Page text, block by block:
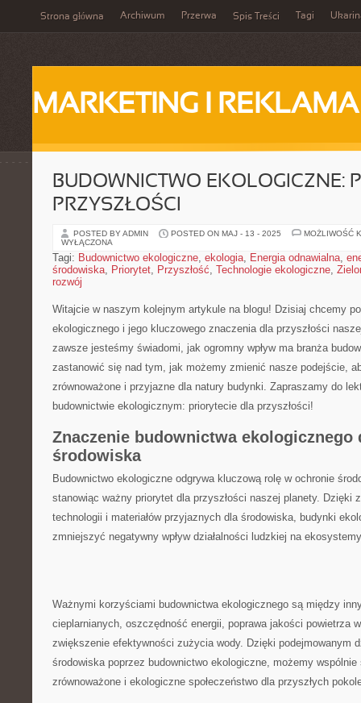
Strona główna Archiwum Przerwa Spis Treści Tagi
MARKETING I REKLAMA
BUDOWNICTWO EKOLOGICZNE:
PRZYSZŁOŚCI
POSTED BY ADMIN POSTED ON MAJ - 13 - 2025
MOŻLIWOŚĆ
WYŁĄCZONA
Tagi: Budownictwo ekologiczne, ekologia, Energia odnawialna,
środowiska, Priorytet, Przyszłość, Technologie ekologiczne,
rozwój
Witajcie ​w ⁤naszym kolejnym artykule na blogu! ‍Dzisiaj chcemy
ekologicznego i ‌jego kluczowego‍ znaczenia ⁢dla ‌przyszłości⁤
zawsze jesteśmy świadomi, jak ogromny ​wpływ‍ ma branża
zastanowić się nad tym, jak możemy zmienić nasze‌ podejście,
⁣zrównoważone⁤ i przyjazne dla natury⁤ budynki. Zapraszamy ‍do
budownictwie ekologicznym: priorytecie dla ⁤przyszłości!
Znaczenie‍ budownictwa ekologicznego
środowiska
Budownictwo ⁣ekologiczne odgrywa kluczową​ rolę w ⁣ochronie⁤
stanowiąc ważny priorytet⁢ dla ⁤przyszłości naszej planety. Dzięki
technologii⁤ i⁣ materiałów przyjaznych dla środowiska, budynki
zmniejszyć⁣ negatywny wpływ działalności ludzkiej na
Ważnymi korzyściami ⁢budownictwa ekologicznego są między
cieplarnianych, oszczędność energii, poprawa ⁢jakości powietrza
zwiększenie efektywności zużycia wody. Dzięki podejmowanym
środowiska poprzez ⁤budownictwo ekologiczne, możemy
zrównoważone i ekologiczne społeczeństwo dla przyszłych